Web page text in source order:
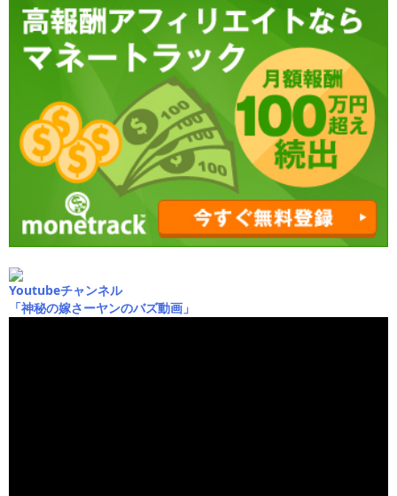
Youtubeチャンネル
「神秘の嫁さーヤンのバズ動画」